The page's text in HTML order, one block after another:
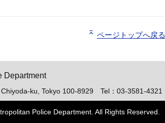
ページトップへ戻る
Department
ku, Tokyo 100-8929 Tel：03-3581-4321
Police Department. All Rights Reserved.